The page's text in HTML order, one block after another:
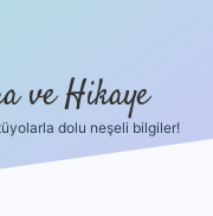
ve Hikaye
dolu neşeli bilgiler!